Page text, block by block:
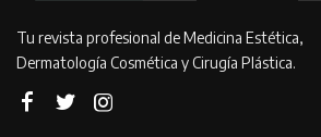
Tu revista profesional de Medicina Estética,
Dermatología Cosmética y Cirugía Plástica.